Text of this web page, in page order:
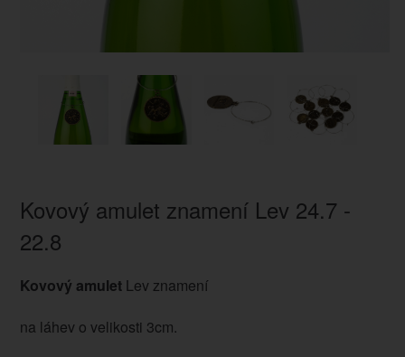
Kovový amulet znamení Lev 24.7 -
22.8
Kovový amuletLev znamení
na láhev o velikosti 3cm.